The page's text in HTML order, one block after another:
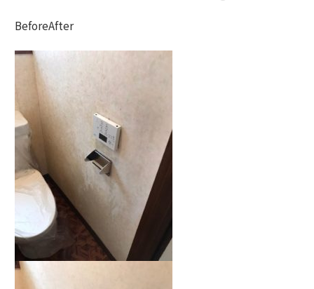
BeforeAfter